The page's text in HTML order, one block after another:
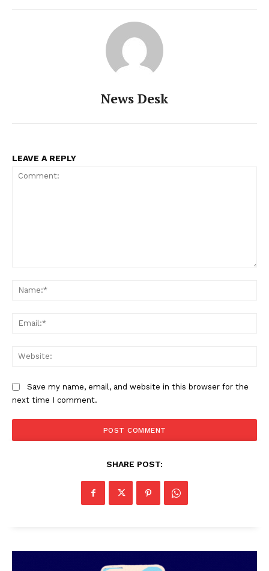
News Desk
LEAVE A REPLY
Save my name, email, and website in this browser for the
next time I comment.
SHARE POST: